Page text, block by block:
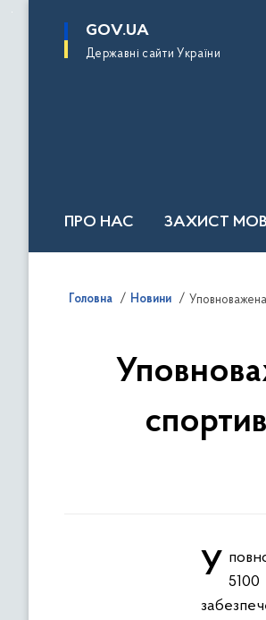
основного
GOV.UA
Державні сайти України
ПРО НАС ЗАХИСТ
Головна Новини
Уповноважена із захисту державної мови застосувала адміністративне стягнення у вигляді штрафу в розмірі 5100